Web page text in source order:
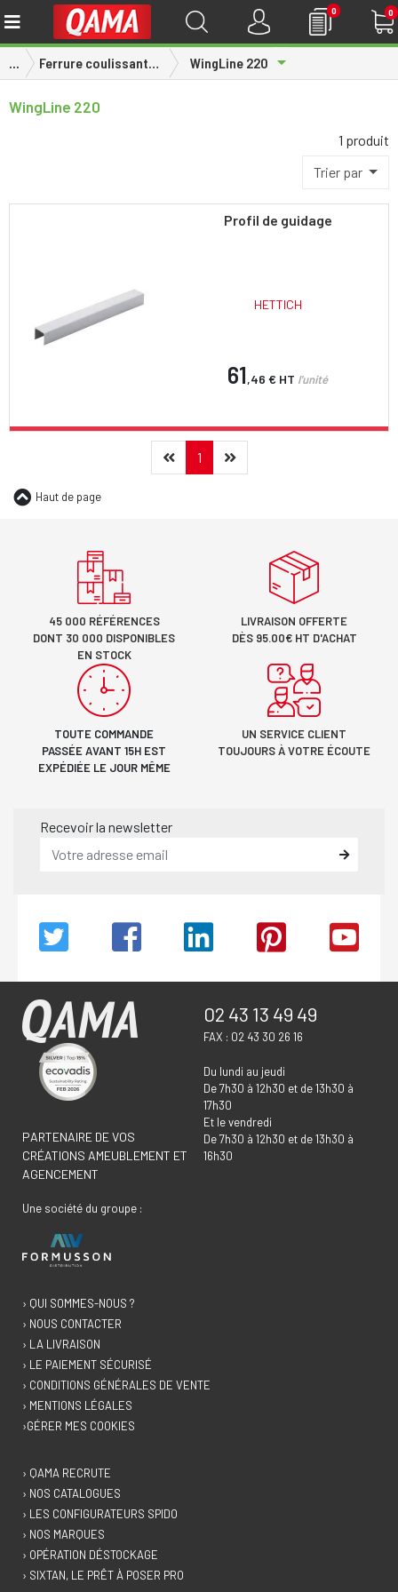
0 0
... Ferrure coulissante et pliante WingLine 220 Toggle Dropdown
WingLine 220
1 produit
Trier par
Profil de guidage
HETTICH
61,46 € HT l'unité
Précédent
1(current)Suivant
Haut de page
45 000 RÉFÉRENCES
DONT 30 000 DISPONIBLES
EN STOCK
LIVRAISON OFFERTE
DÈS 95.00€ HT D'ACHAT
TOUTE COMMANDE
PASSÉE AVANT 15H EST
EXPÉDIÉE LE JOUR MÊME
UN SERVICE CLIENT
TOUJOURS À VOTRE ÉCOUTE
Recevoir la newsletter
PARTENAIRE DE VOS
CRÉATIONS AMEUBLEMENT ET
AGENCEMENT
Une société du groupe :
02 43 13 49 49
FAX : 02 43 30 26 16
Du lundi au jeudi
De 7h30 à 12h30 et de 13h30 à
17h30
Et le vendredi
De 7h30 à 12h30 et de 13h30 à
16h30
› QUI SOMMES-NOUS ?
› NOUS CONTACTER
› LA LIVRAISON
› LE PAIEMENT SÉCURISÉ
› CONDITIONS GÉNÉRALES DE VENTE
› MENTIONS LÉGALES
›GÉRER MES COOKIES
› QAMA RECRUTE
› NOS CATALOGUES
› LES CONFIGURATEURS SPIDO
› NOS MARQUES
› OPÉRATION DÉSTOCKAGE
› SIXTAN, LE PRÊT À POSER PRO